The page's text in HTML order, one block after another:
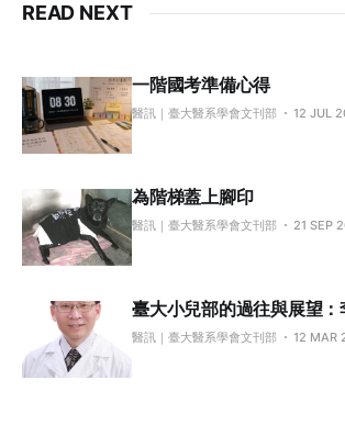
READ NEXT
一階國考準備心得
醫訊｜臺大醫系學會文刊部 12 JUL
為階梯蓋上腳印
醫訊｜臺大醫系學會文刊部 21 SEP
臺大小兒部的過往與展望
醫訊｜臺大醫系學會文刊部 12 MAR